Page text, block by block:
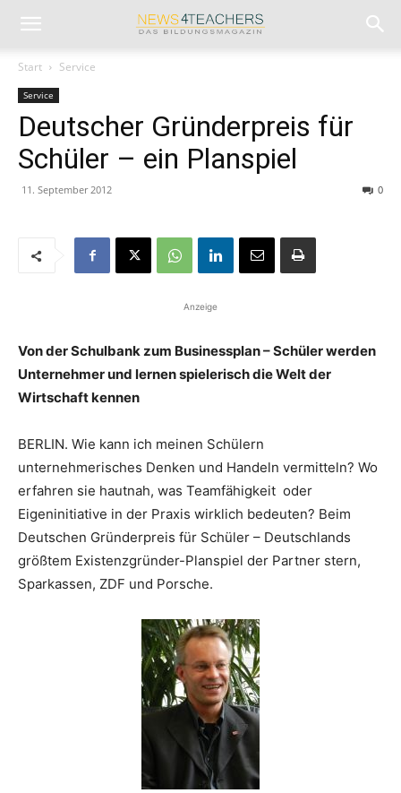
Start Service
Service
Deutscher Gründerpreis für
Schüler – ein Planspiel
11. September 2012 0
Anzeige
Von der Schulbank zum Businessplan – Schüler werden
Unternehmer und lernen spielerisch die Welt der
Wirtschaft kennen
BERLIN. Wie kann ich meinen Schülern
unternehmerisches Denken und Handeln vermitteln? Wo
erfahren sie hautnah, was Teamfähigkeit oder
Eigeninitiative in der Praxis wirklich bedeuten? Beim
Deutschen Gründerpreis für Schüler – Deutschlands
größtem Existenzgründer-Planspiel der Partner stern,
Sparkassen, ZDF und Porsche.